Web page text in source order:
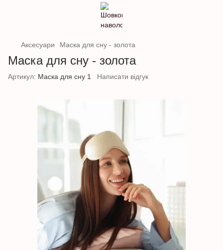
Аксесуари Маска для сну - золота
Маска для сну - золота
Артикул: Маска для сну 1 Написати відгук